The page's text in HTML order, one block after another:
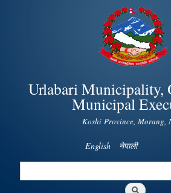
Skip to
main
content
Urlabari Municipality,
Municipal
Koshi Province, Morang,
English नेपाली
Search